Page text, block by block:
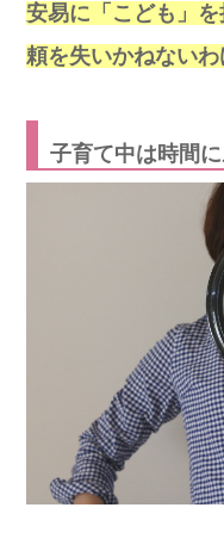
安易に「こども」
頼を失いかねないわ
子育て中は時間